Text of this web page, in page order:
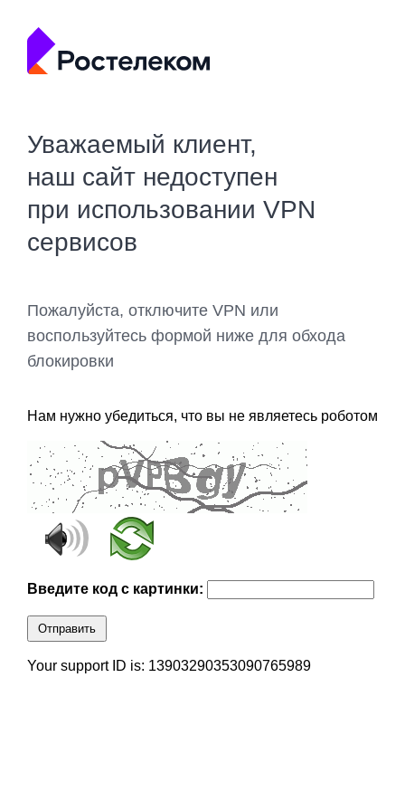
Уважаемый клиент,
наш сайт недоступен
при использовании VPN
сервисов
Пожалуйста, отключите VPN или
воспользуйтесь формой ниже для обхода
блокировки
Нам нужно убедиться, что вы не являетесь роботом
Введите код с картинки:
Отправить
Your support ID is: 13903290353090765989